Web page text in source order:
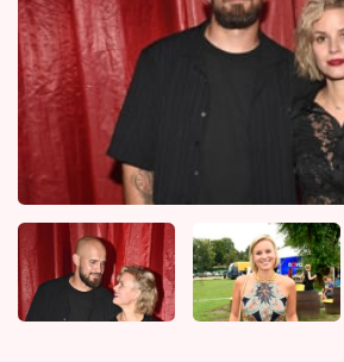
Horoskopy
Sledujte prima+
Filmový festival Karlovy
Pořady
Mámy sobě